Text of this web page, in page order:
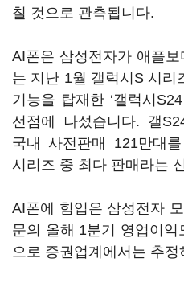
칠 것으로 관측됩니다.
AI폰은 삼성전자가 애플
는 지난 1월 갤럭시S 시리
기능을 탑재한 ‘갤럭시
선점에 나섰습니다. 갤
국내 사전판매 121만대
시리즈 중 최다 판매라는
AI폰에 힘입은 삼성전자
문의 올해 1분기 영업이
으로 증권업계에서는 추정